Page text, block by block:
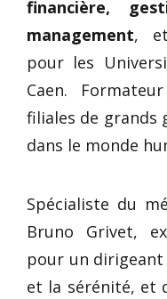
financière,
management,
pour les
Caen.
filiales de grands
dans le monde
Spécialiste du
Bruno Grivet,
pour un
et la sérénité, et